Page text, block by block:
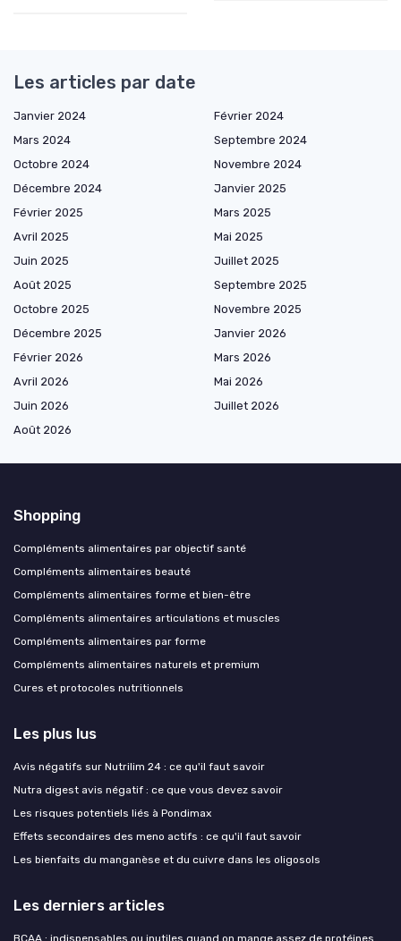
Les articles par date
Janvier 2024
Février 2024
Mars 2024
Septembre 2024
Octobre 2024
Novembre 2024
Décembre 2024
Janvier 2025
Février 2025
Mars 2025
Avril 2025
Mai 2025
Juin 2025
Juillet 2025
Août 2025
Septembre 2025
Octobre 2025
Novembre 2025
Décembre 2025
Janvier 2026
Février 2026
Mars 2026
Avril 2026
Mai 2026
Juin 2026
Juillet 2026
Août 2026
Shopping
Compléments alimentaires par objectif santé
Compléments alimentaires beauté
Compléments alimentaires forme et bien-être
Compléments alimentaires articulations et muscles
Compléments alimentaires par forme
Compléments alimentaires naturels et premium
Cures et protocoles nutritionnels
Les plus lus
Avis négatifs sur Nutrilim 24 : ce qu'il faut savoir
Nutra digest avis négatif : ce que vous devez savoir
Les risques potentiels liés à Pondimax
Effets secondaires des meno actifs : ce qu'il faut savoir
Les bienfaits du manganèse et du cuivre dans les oligosols
Les derniers articles